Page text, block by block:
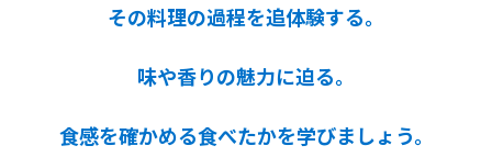
その料理の過程を追体験する。
味や香りの魅力に迫る。
食感を確かめる食べたかを学びましょう。